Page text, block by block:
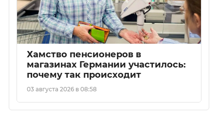
Хамство пенсионеров в
магазинах Германии участилось:
почему так происходит
03 августа 2026 в 08:58